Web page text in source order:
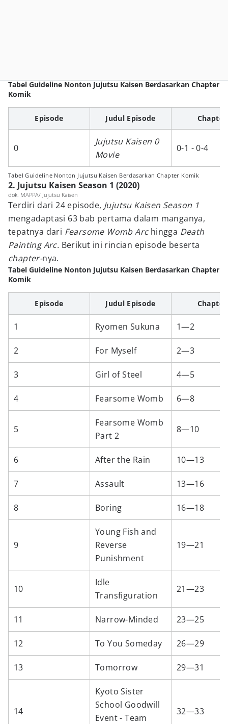
Tabel Guideline Nonton Jujutsu Kaisen Berdasarkan Chapter
Komik
Tabel Guideline Nonton Jujutsu Kaisen Berdasarkan Chapter Komik
Episode Judul Episode Chapter
0
Jujutsu Kaisen 0
Movie
0-1 - 0-4
2. Jujutsu Kaisen Season 1 (2020)
dok. MAPPA/ Jujutsu Kaisen
Terdiri dari 24 episode, Jujutsu Kaisen Season 1
mengadaptasi 63 bab pertama dalam manganya,
tepatnya dari Fearsome Womb Arc hingga Death
Painting Arc. Berikut ini rincian episode beserta
chapter-nya.
Tabel Guideline Nonton Jujutsu Kaisen Berdasarkan Chapter
Komik
Episode Judul Episode Chapter
1 Ryomen Sukuna 1—2
2 For Myself 2—3
3 Girl of Steel 4—5
4 Fearsome Womb 6—8
5
Fearsome Womb
Part 2
8—10
6 After the Rain 10—13
7 Assault 13—16
8 Boring 16—18
9
Young Fish and
Reverse
Punishment
19—21
10
Idle
Transfiguration
21—23
11 Narrow-Minded 23—25
12 To You Someday 26—29
13 Tomorrow 29—31
14
Kyoto Sister
School Goodwill
Event - Team
32—33